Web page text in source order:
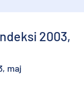
2003,
maj